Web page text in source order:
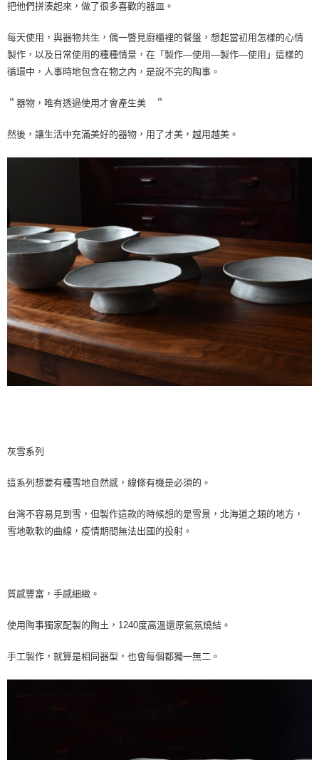
把他們拼湊起來，做了很多喜歡的器皿。
每天使用，與器物共生，偶一瞥見廚櫃裡的餐盤，想起當初用怎樣的心情
製作，以及日常使用的種種情景，在「製作—使用—製作—使用」這樣的
循環中，人事時地包含在物之內，是說不完的陶事。
＂器物，唯有透過使用才會產生美 ＂
然後，讓生活中充滿美好的器物，用了才美，越用越美。
灰雪系列
這系列想要有種雪地自然感，線條有機是必須的。
台灣不容易見到雪，但製作這款的時候想的是雪景，北海道之類的地方，
雪地軟軟的曲線，疫情期間無法出國的投射。
質感豐富，手感細緻。
使用陶事獨家配製的陶土，1240度高溫還原氣氛燒結。
手工製作，就算是相同器型，也會每個都獨一無二。